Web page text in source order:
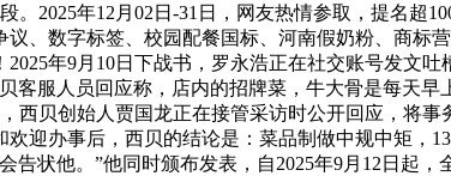
2025年12月02日-31日，网友热情参取，提名超
、数字标签、校园配餐国标、河南假奶粉、商标
年9月10日下战书，罗永浩正在社交账号发文
客服人员回应称，店内的招牌菜，牛大骨是每天
西贝创始人贾国龙正在接管采访时公开回应，将
迎办事后，西贝的结论是：菜品制做中规中矩，
状他。”他同时颁布发表，自2025年9月12日起